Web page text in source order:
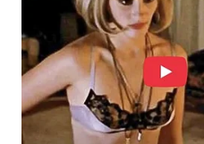
SUKABUMI
WN
PURWAKARTA